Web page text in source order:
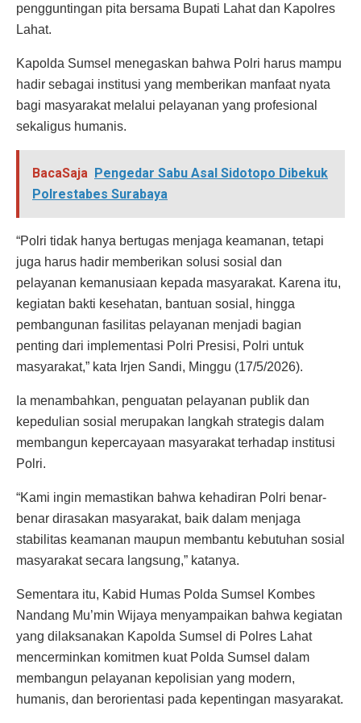
pengguntingan pita bersama Bupati Lahat dan Kapolres
Lahat.
Kapolda Sumsel menegaskan bahwa Polri harus mampu
hadir sebagai institusi yang memberikan manfaat nyata
bagi masyarakat melalui pelayanan yang profesional
sekaligus humanis.
BacaSaja Pengedar Sabu Asal Sidotopo Dibekuk
Polrestabes Surabaya
“Polri tidak hanya bertugas menjaga keamanan, tetapi
juga harus hadir memberikan solusi sosial dan
pelayanan kemanusiaan kepada masyarakat. Karena itu,
kegiatan bakti kesehatan, bantuan sosial, hingga
pembangunan fasilitas pelayanan menjadi bagian
penting dari implementasi Polri Presisi, Polri untuk
masyarakat,” kata Irjen Sandi, Minggu (17/5/2026).
Ia menambahkan, penguatan pelayanan publik dan
kepedulian sosial merupakan langkah strategis dalam
membangun kepercayaan masyarakat terhadap institusi
Polri.
“Kami ingin memastikan bahwa kehadiran Polri benar-
benar dirasakan masyarakat, baik dalam menjaga
stabilitas keamanan maupun membantu kebutuhan sosial
masyarakat secara langsung,” katanya.
Sementara itu, Kabid Humas Polda Sumsel Kombes
Nandang Mu’min Wijaya menyampaikan bahwa kegiatan
yang dilaksanakan Kapolda Sumsel di Polres Lahat
mencerminkan komitmen kuat Polda Sumsel dalam
membangun pelayanan kepolisian yang modern,
humanis, dan berorientasi pada kepentingan masyarakat.